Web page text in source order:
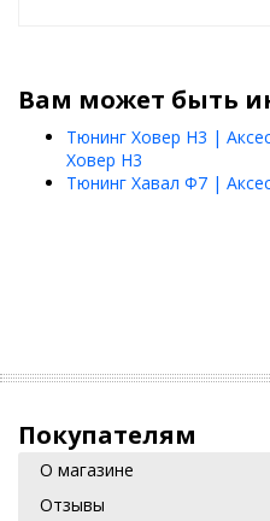
Вам может быть
Тюнинг Ховер Н3 |
Ховер Н3
Тюнинг Хавал Ф7 |
Покупателям
О магазине
Отзывы